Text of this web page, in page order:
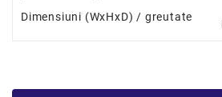
Dimensiuni (WxHxD) / greutate